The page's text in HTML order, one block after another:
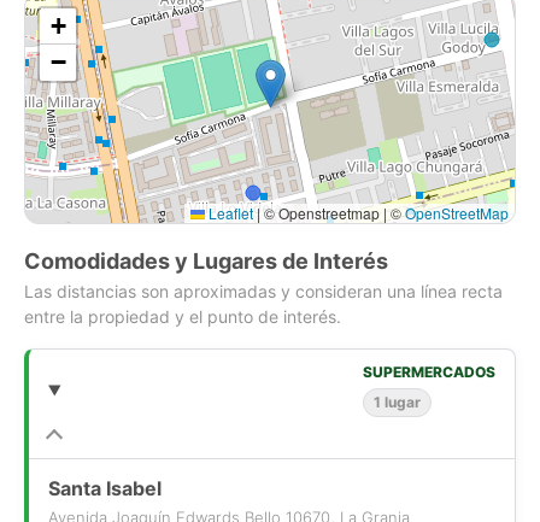
+
−
Leaflet |© Openstreetmap | ©OpenStreetMap
Comodidades y Lugares de Interés
Las distancias son aproximadas y consideran una línea recta
entre la propiedad y el punto de interés.
SUPERMERCADOS
1 lugar
Santa Isabel
Avenida Joaquín Edwards Bello 10670, La Granja